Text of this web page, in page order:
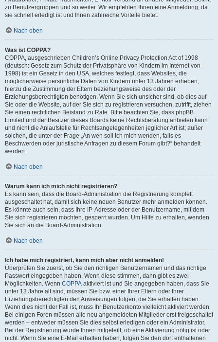
zu Benutzergruppen und so weiter. Wir empfehlen Ihnen eine Anmeldung, da
sie schnell erledigt ist und Ihnen zahlreiche Vorteile bietet.
Nach oben
Was ist COPPA?
COPPA, ausgeschrieben Children’s Online Privacy Protection Act of 1998
(deutsch: Gesetz zum Schutz der Privatsphäre von Kindern im Internet von
1998) ist ein Gesetz in den USA, welches festlegt, dass Websites, die
möglicherweise persönliche Daten von Kindern unter 13 Jahren erheben,
hierzu die Zustimmung der Eltern beziehungsweise des oder der
Erziehungsberechtigten benötigen. Wenn Sie sich unsicher sind, ob dies auf
Sie oder die Website, auf der Sie sich zu registrieren versuchen, zutrifft, ziehen
Sie einen rechtlichen Beistand zu Rate. Bitte beachten Sie, dass phpBB
Limited und der Besitzer dieses Boards keine Rechtsberatung anbieten kann
und nicht die Anlaufstelle für Rechtsangelegenheiten jeglicher Art ist; außer
solchen, die unter der Frage „An wen soll ich mich wenden, falls es
Beschwerden oder juristische Anfragen zu diesem Forum gibt?“ behandelt
werden.
Nach oben
Warum kann ich mich nicht registrieren?
Es kann sein, dass die Board-Administration die Registrierung komplett
ausgeschaltet hat, damit sich keine neuen Benutzer mehr anmelden können.
Es könnte auch sein, dass Ihre IP-Adresse oder der Benutzername, mit dem
Sie sich registrieren möchten, gesperrt wurden. Um Hilfe zu erhalten, wenden
Sie sich an die Board-Administration.
Nach oben
Ich habe mich registriert, kann mich aber nicht anmelden!
Überprüfen Sie zuerst, ob Sie den richtigen Benutzernamen und das richtige
Passwort eingegeben haben. Wenn diese stimmen, dann gibt es zwei
Möglichkeiten. Wenn COPPA aktiviert ist und Sie angegeben haben, dass Sie
unter 13 Jahre alt sind, müssen Sie bzw. einer Ihrer Eltern oder Ihrer
Erziehungsberechtigten den Anweisungen folgen, die Sie erhalten haben.
Wenn dies nicht der Fall ist, muss Ihr Benutzerkonto vielleicht aktiviert werden.
Bei einigen Foren müssen alle neu angemeldeten Mitglieder erst freigeschaltet
werden – entweder müssen Sie dies selbst erledigen oder ein Administrator.
Bei der Registrierung wurde Ihnen mitgeteilt, ob eine Aktivierung nötig ist oder
nicht. Wenn Sie eine E-Mail erhalten haben, folgen Sie den dort enthaltenen